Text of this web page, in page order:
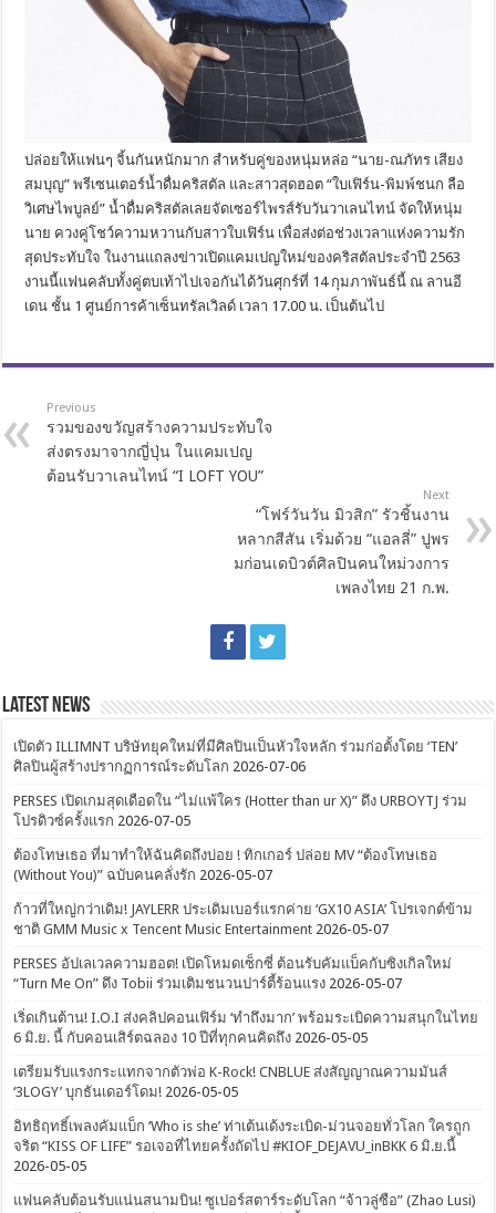
ปล่อยให้แฟนๆ จิ้นกันหนักมาก สำหรับคู่ของหนุ่มหล่อ “นาย-ณภัทร เสียง
สมบุญ” พรีเซนเตอร์น้ำดื่มคริสตัล และสาวสุดฮอต “ใบเฟิร์น-พิมพ์ชนก ลือ
วิเศษไพบูลย์” น้ำดื่มคริสตัลเลยจัดเซอร์ไพรส์รับวันวาเลนไทน์ จัดให้หนุ่ม
นาย ควงคู่โชว์ความหวานกับสาวใบเฟิร์น เพื่อส่งต่อช่วงเวลาแห่งความรัก
สุดประทับใจ ในงานแถลงข่าวเปิดแคมเปญใหม่ของคริสตัลประจำปี 2563
งานนี้แฟนคลับทั้งคู่ตบเท้าไปเจอกันได้วันศุกร์ที่ 14 กุมภาพันธ์นี้ ณ ลานอี
เดน ชั้น 1 ศูนย์การค้าเซ็นทรัลเวิลด์ เวลา 17.00 น. เป็นต้นไป
Previous
รวมของขวัญสร้างความประทับใจ
ส่งตรงมาจากญี่ปุ่น ในแคมเปญ
ต้อนรับวาเลนไทน์ “I LOFT YOU”
Next
“โฟร์วันวัน มิวสิก” รัวชิ้นงาน
หลากสีสัน เริ่มด้วย “แอลลี่” ปูพร
มก่อนเดบิวต์ศิลปินคนใหม่วงการ
เพลงไทย 21 ก.พ.
Latest News
เปิดตัว ILLIMNT บริษัทยุคใหม่ที่มีศิลปินเป็นหัวใจหลัก ร่วมก่อตั้งโดย ‘TEN’
ศิลปินผู้สร้างปรากฏการณ์ระดับโลก 2026-07-06
PERSES เปิดเกมสุดเดือดใน “ไม่แพ้ใคร (Hotter than ur X)” ดึง URBOYTJ ร่วม
โปรดิวซ์ครั้งแรก 2026-07-05
ต้องโทษเธอ ที่มาทำให้ฉันคิดถึงบ่อย ! ทิกเกอร์ ปล่อย MV “ต้องโทษเธอ
(Without You)” ฉบับคนคลั่งรัก 2026-05-07
ก้าวที่ใหญ่กว่าเดิม! JAYLERR ประเดิมเบอร์แรกค่าย ‘GX10 ASIA’ โปรเจกต์ข้าม
ชาติ GMM Music x Tencent Music Entertainment 2026-05-07
PERSES อัปเลเวลความฮอต! เปิดโหมดเซ็กซี่ ต้อนรับคัมแบ็คกับซิงเกิลใหม่
“Turn Me On” ดึง Tobii ร่วมเติมชนวนปาร์ตี้ร้อนแรง 2026-05-07
เริ่ดเกินต้าน! I.O.I ส่งคลิปคอนเฟิร์ม ‘ทำถึงมาก’ พร้อมระเบิดความสนุกในไทย
6 มิ.ย. นี้ กับคอนเสิร์ตฉลอง 10 ปีที่ทุกคนคิดถึง 2026-05-05
เตรียมรับแรงกระแทกจากตัวพ่อ K-Rock! CNBLUE ส่งสัญญาณความมันส์
‘3LOGY’ บุกธันเดอร์โดม! 2026-05-05
อิทธิฤทธิ์เพลงคัมแบ็ก ‘Who is she’ ท่าเต้นเด้งระเบิด-ม่วนจอยทั่วโลก ใครถูก
จริต “KISS OF LIFE” รอเจอที่ไทยครั้งถัดไป #KIOF_DEJAVU_inBKK 6 มิ.ย.นี้
2026-05-05
แฟนคลับต้อนรับแน่นสนามบิน! ซูเปอร์สตาร์ระดับโลก “จ้าวลู่ซือ” (Zhao Lusi)